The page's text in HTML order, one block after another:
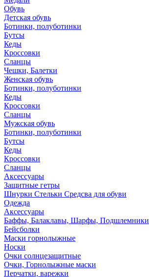
Обувь
Детская обувь
Ботинки, полуботинки
Бутсы
Кеды
Кроссовки
Сланцы
Чешки, Балетки
Женская обувь
Ботинки, полуботинки
Кеды
Кроссовки
Сланцы
Мужская обувь
Ботинки, полуботинки
Бутсы
Кеды
Кроссовки
Сланцы
Аксессуары
Защитные гетры
Шнурки Стельки Средсва для обуви
Одежда
Аксессуары
Баффы, Балаклавы, Шарфы, Подшлемники
Бейсболки
Маски горнолыжные
Носки
Очки солнцезащитные
Очки, Горнолыжные маски
Перчатки, варежки